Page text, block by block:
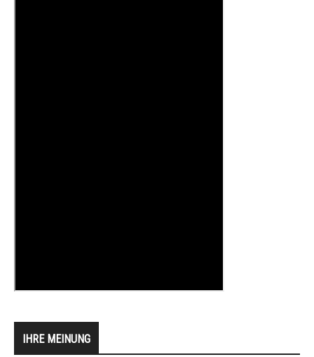
IHRE MEINUNG